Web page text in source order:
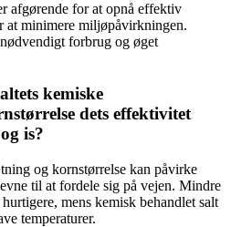
afgørende for at opnå effektiv
at minimere miljøpåvirkningen.
forbrug og øget
kemiske
dets effektivitet
is?
og kornstørrelse kan påvirke
til at fordele sig på vejen. Mindre
mens kemisk behandlet salt
temperaturer.